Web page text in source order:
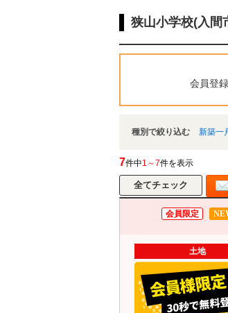
狭山小学校(入間
会員登
種別で絞り込む 新築一
7件中1～7件を表示
会員限定
土地